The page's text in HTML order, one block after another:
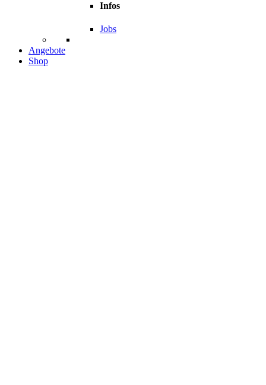
Infos
Jobs
Angebote
Shop